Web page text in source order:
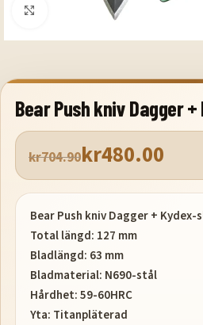
Klicka för att förstora
Bear Push kniv Dagger
kr704.90kr480.00
Bear Push kniv Dagger + Kydex-
Total längd: 127 mm
Bladlängd: 63 mm
Bladmaterial: N690-stål
Hårdhet: 59-60HRC
Yta: Titanpläterad